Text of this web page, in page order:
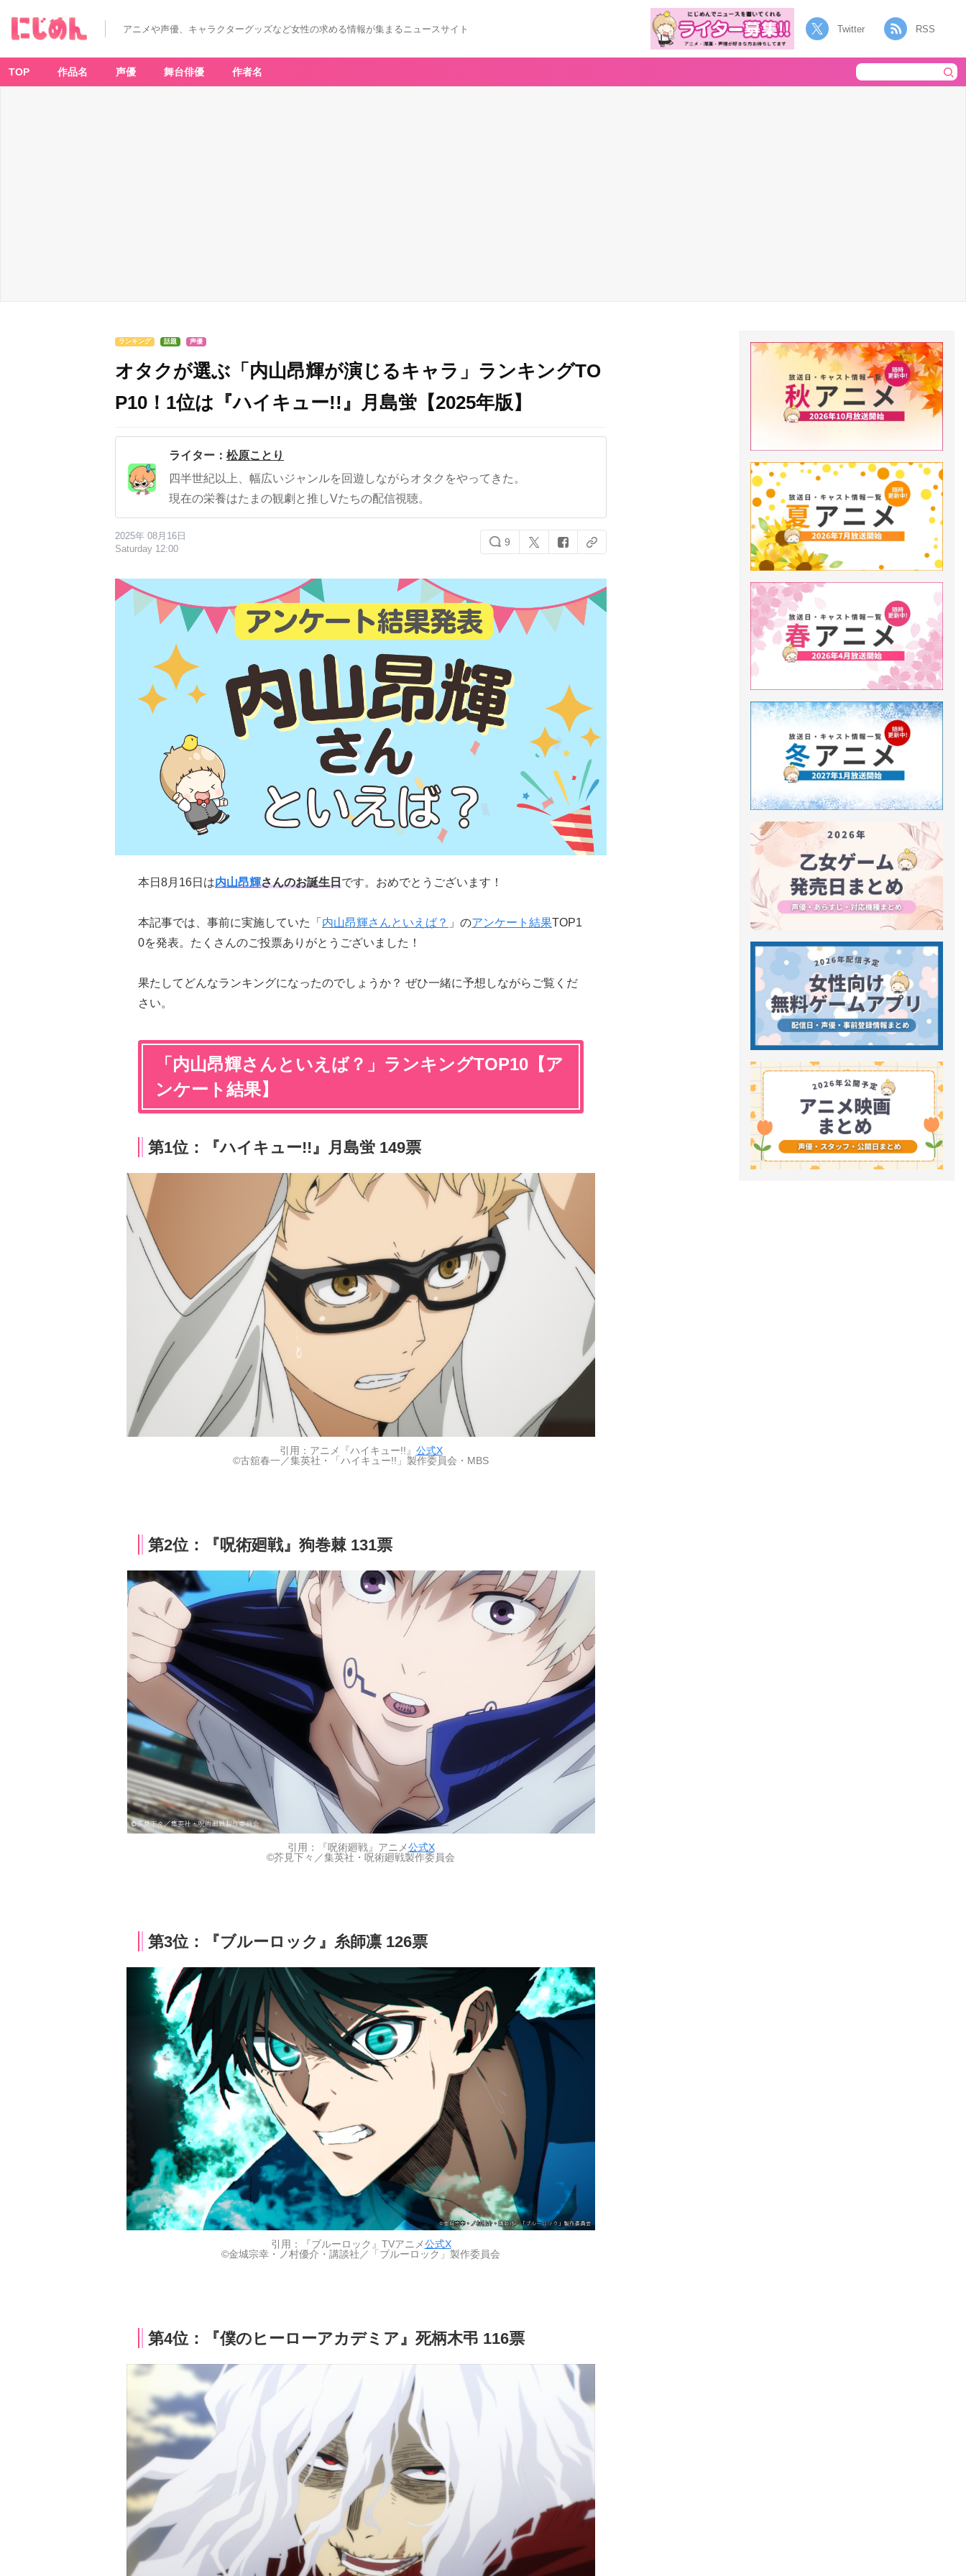
アニメや声優、キャラクターグッズなど女性の求める情報が集まるニュースサイト Twitter RSS
TOP 作品名 声優 舞台俳優 作者名
ランキング 話題 声優
オタクが選ぶ「内山昂輝が演じるキャラ」ランキングTO
P10！1位は『ハイキュー!!』月島蛍【2025年版】
ライター： 松原ことり
四半世紀以上、幅広いジャンルを回遊しながらオタクをやってきた。
現在の栄養はたまの観劇と推しVたちの配信視聴。
2025年 08月16日
Saturday 12:00
9
本日8月16日は内山昂輝さんのお誕生日です。おめでとうございます！
本記事では、事前に実施していた「 内山昂輝さんといえば？ 」のアンケート結果TOP1
0を発表。たくさんのご投票ありがとうございました！
果たしてどんなランキングになったのでしょうか？ ぜひ一緒に予想しながらご覧くだ
さい。
「内山昂輝さんといえば？」ランキングTOP10【ア
ンケート結果】
第1位：『ハイキュー!!』月島蛍 149票
引用：アニメ『ハイキュー!!』 公式X
©古舘春一／集英社・「ハイキュー!!」製作委員会・MBS
第2位：『呪術廻戦』狗巻棘 131票
引用：『呪術廻戦』アニメ公式X
©芥見下々／集英社・呪術廻戦製作委員会
第3位：『ブルーロック』糸師凛 126票
引用：『ブルーロック』TVアニメ公式X
©金城宗幸・ノ村優介・講談社／「ブルーロック」製作委員会
第4位：『僕のヒーローアカデミア』死柄木弔 116票